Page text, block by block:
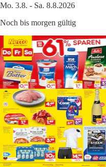
Mo. 3.8. - Sa. 8.8.2026
Noch bis morgen gültig